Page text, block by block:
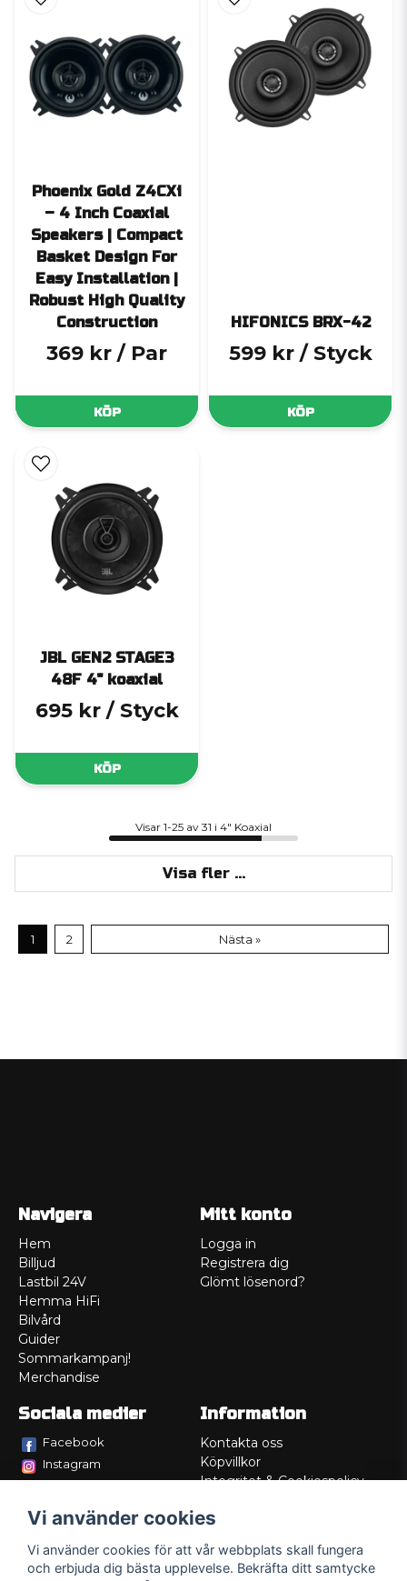
Phoenix Gold Z4CXi
– 4 Inch Coaxial
Speakers | Compact
Basket Design For
Easy Installation |
Robust High Quality
Construction
369 kr / Par
KÖP
HIFONICS BRX-42
599 kr / Styck
KÖP
JBL GEN2 STAGE3
48F 4" koaxial
695 kr / Styck
KÖP
Visar 1-25 av 31 i 4" Koaxial
Visa fler ...
1 2 Nästa »
Navigera
Hem
Billjud
Lastbil 24V
Hemma HiFi
Bilvård
Guider
Sommarkampanj!
Merchandise
Mitt konto
Logga in
Registrera dig
Glömt lösenord?
Sociala medier
Facebook
Instagram
Information
Kontakta oss
Köpvillkor
Integritet & Cookiespolicy
Service/Garanti
Lådritning
Om oss
Vi använder cookies
Vi använder cookies för att vår webbplats skall fungera
och erbjuda dig bästa upplevelse. Bekräfta ditt samtycke